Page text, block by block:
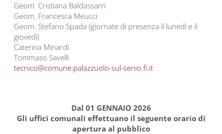
Geom. Cristiana Baldassarri
Geom. Francesca Meucci
Geom. Stefano Spada (giornate di presenza il lunedì e il
giovedì)
Caterina Minardi
Tommaso Savelli
tecnico@comune.palazzuolo-sul-senio.fi.it
Dal 01 GENNAIO 2026
Gli uffici comunali effettuano il seguente orario di
apertura al pubblico